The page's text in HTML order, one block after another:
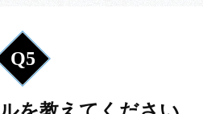
Q5